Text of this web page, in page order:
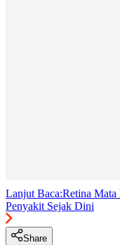
Lanjut Baca:Retina Mata
Penyakit Sejak Dini
Share